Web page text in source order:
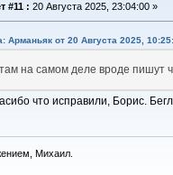
#11 : 20 Августа 2025, 23:04:00 »
Арманьяк от 20 Августа 2025,
на самом деле вроде пишут
что исправили, Борис.
Михаил.